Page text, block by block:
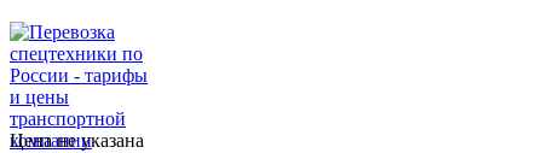
Цена не указана